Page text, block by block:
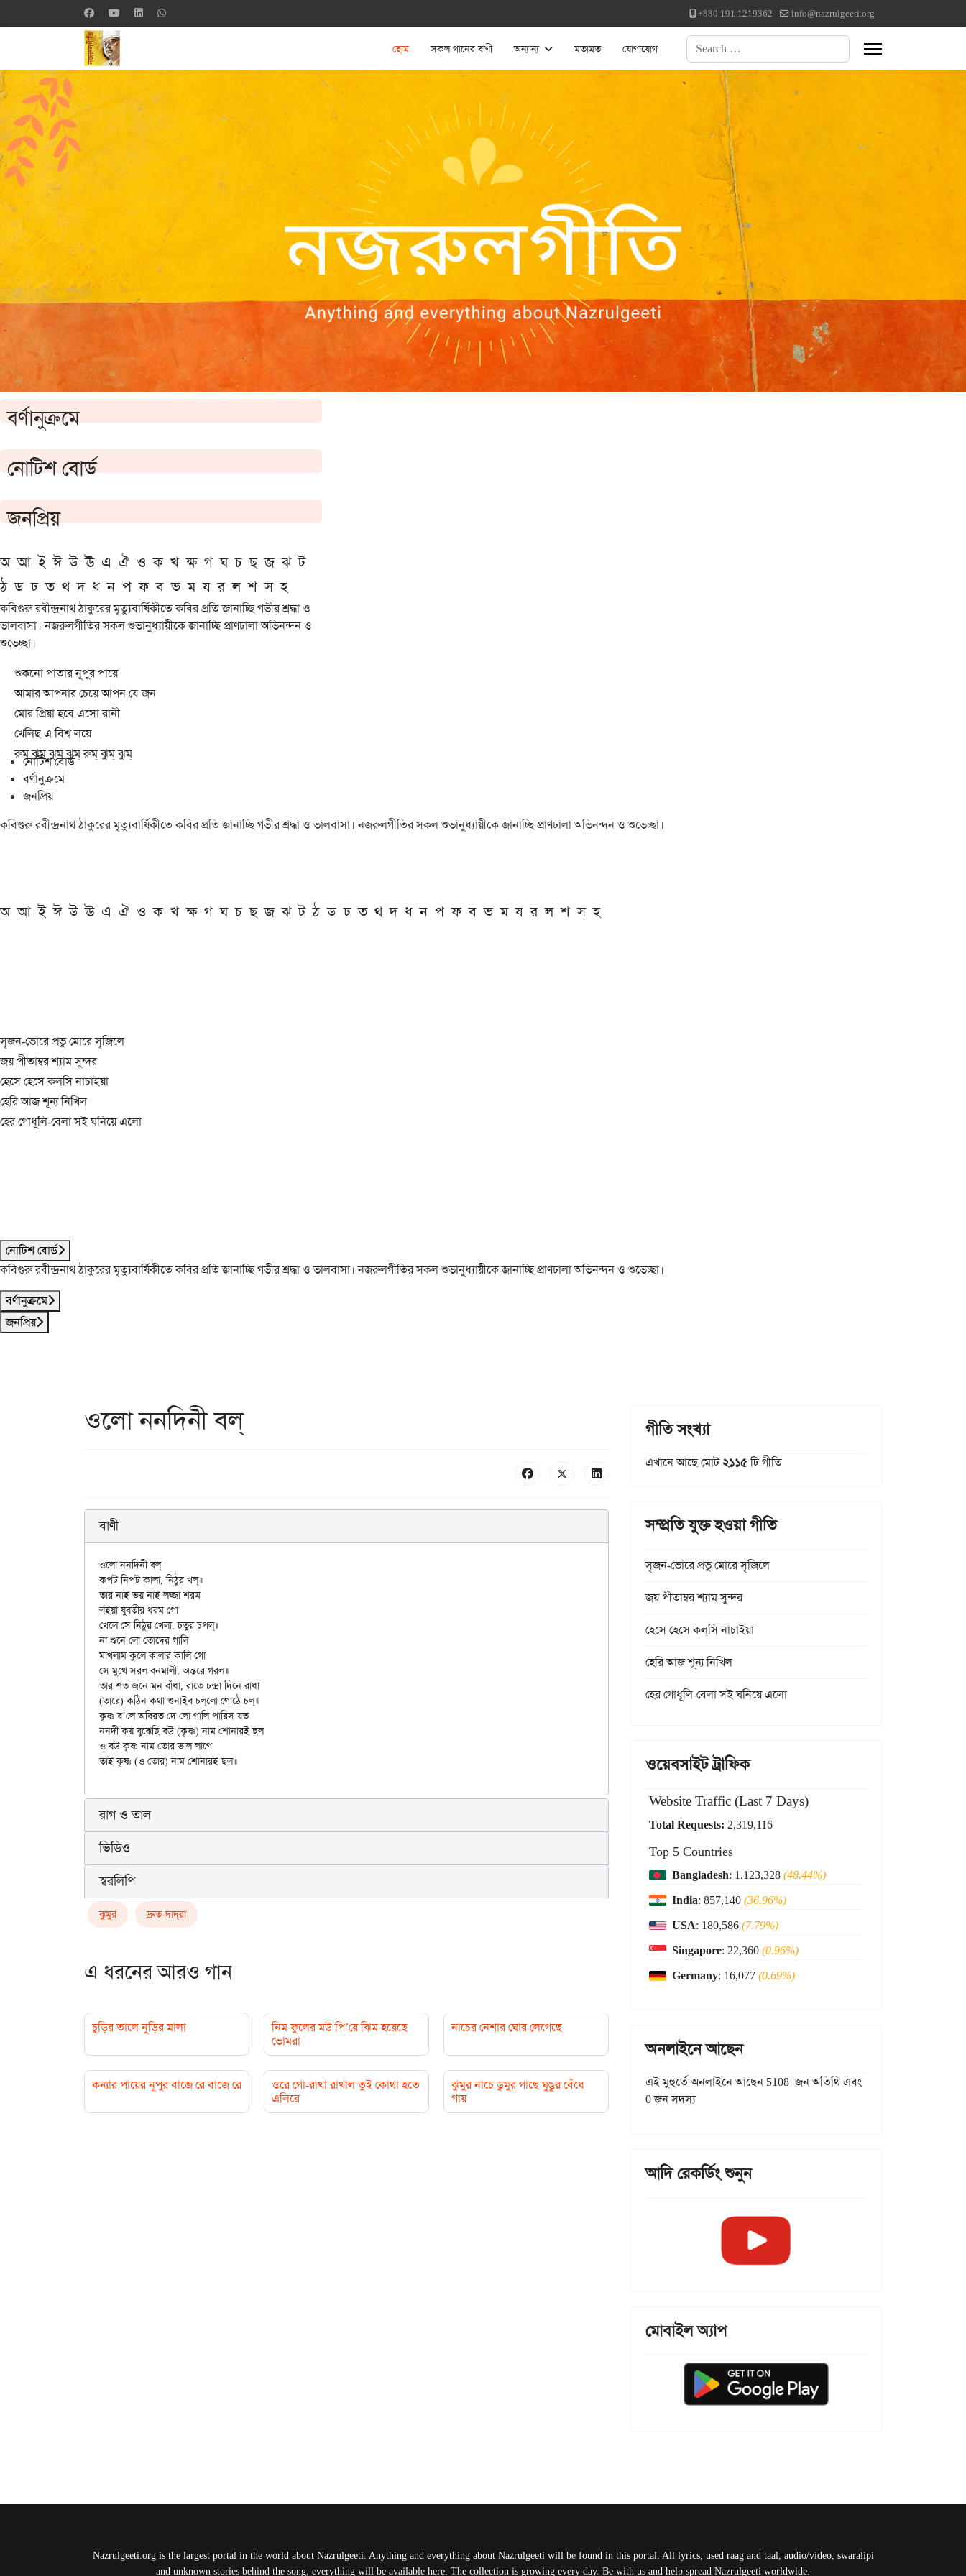
+880 191 1219362 info@nazrulgeeti.org
হোম সকল গানের বাণী অন্যান্য মতামত যোগাযোগ Search
বর্ণানুক্রমে
নোটিশ বোর্ড
জনপ্রিয়
অ আ ই ঈ উ ঊ এ ঐ ও ক খ ক্ষ গ ঘ চ ছ জ ঝ ট
ঠ ড ঢ ত থ দ ধ ন প ফ ব ভ ম য র ল শ স হ
কবিগুরু রবীন্দ্রনাথ ঠাকুরের মৃত্যুবার্ষিকীতে কবির প্রতি জানাচ্ছি গভীর শ্রদ্ধা ও
ভালবাসা। নজরুলগীতির সকল শুভানুধ্যায়ীকে জানাচ্ছি প্রাণঢালা অভিনন্দন ও
শুভেচ্ছা।
শুকনো পাতার নূপুর পায়ে
আমার আপনার চেয়ে আপন যে জন
মোর প্রিয়া হবে এসো রানী
খেলিছ এ বিশ্ব লয়ে
রুম্ ঝুম্ ঝুম্ ঝুম্ রুম্ ঝুম্ ঝুম্
নোটিশ বোর্ড
বর্ণানুক্রমে
জনপ্রিয়
কবিগুরু রবীন্দ্রনাথ ঠাকুরের মৃত্যুবার্ষিকীতে কবির প্রতি জানাচ্ছি গভীর শ্রদ্ধা ও ভালবাসা। নজরুলগীতির সকল শুভানুধ্যায়ীকে জানাচ্ছি প্রাণঢালা অভিনন্দন ও শুভেচ্ছা।
অ আ ই ঈ উ ঊ এ ঐ ও ক খ ক্ষ গ ঘ চ ছ জ ঝ ট ঠ ড ঢ ত থ দ ধ ন প ফ ব ভ ম য র ল শ স হ
সৃজন-ভোরে প্রভু মোরে সৃজিলে
জয় পীতাম্বর শ্যাম সুন্দর
হেসে হেসে কল্‌সি নাচাইয়া
হেরি আজ শূন্য নিখিল
হের গোধূলি-বেলা সই ঘনিয়ে এলো
নোটিশ বোর্ড
কবিগুরু রবীন্দ্রনাথ ঠাকুরের মৃত্যুবার্ষিকীতে কবির প্রতি জানাচ্ছি গভীর শ্রদ্ধা ও ভালবাসা। নজরুলগীতির সকল শুভানুধ্যায়ীকে জানাচ্ছি প্রাণঢালা অভিনন্দন ও শুভেচ্ছা।
বর্ণানুক্রমে
জনপ্রিয়
ওলো ননদিনী বল্
বাণী
ওলো ননদিনী বল্
কপট নিপট কালা, নিঠুর খল্॥
তার নাই ভয় নাই লজ্জা শরম
লইয়া যুবতীর ধরম গো
খেলে সে নিঠুর খেলা, চতুর চপল্॥
না শুনে লো তোদের গালি
মাখলাম কুলে কালার কালি গো
সে মুখে সরল বনমালী, অন্তরে গরল॥
তার শত জনে মন বাঁধা, রাতে চন্দ্রা দিনে রাধা
(তারে) কঠিন কথা শুনাইব চল্‌লো গোঠে চল্॥
কৃষ্ণ ব’লে অবিরত দে লো গালি পারিস যত
ননদী কয় বুঝেছি বউ (কৃষ্ণ) নাম শোনারই ছল
ও বউ কৃষ্ণ নাম তোর ভাল লাগে
রাগ ও তাল
ভিডিও
স্বরলিপি
ঝুমুর দ্রুত-দাদ্‌রা
এ ধরনের আরও গান
চুড়ির তালে নুড়ির মালা
নিম ফুলের মউ পি’য়ে ঝিম হয়েছে
ভোমরা
নাচের নেশার ঘোর লেগেছে
কন্যার পায়ের নূপুর বাজে রে বাজে রে
ওরে গো-রাখা রাখাল তুই কোথা হতে
এলিরে
ঝুমুর নাচে ডুমুর গাছে ঘুঙুর বেঁধে
গায়
গীতি সংখ্যা
এখানে আছে মোট২১১৫টি গীতি
সম্প্রতি যুক্ত হওয়া গীতি
সৃজন-ভোরে প্রভু মোরে সৃজিলে
জয় পীতাম্বর শ্যাম সুন্দর
হেসে হেসে কল্‌সি নাচাইয়া
হেরি আজ শূন্য নিখিল
হের গোধূলি-বেলা সই ঘনিয়ে এলো
ওয়েবসাইট ট্রাফিক
Website Traffic (Last 7 Days)
Total Requests: 2,319,116
Top 5 Countries
Bangladesh: 1,123,328(48.44%)
India: 857,140(36.96%)
USA: 180,586(7.79%)
Singapore: 22,360(0.96%)
Germany: 16,077(0.69%)
অনলাইনে আছেন
এই মুহুর্তে অনলাইনে আছেন 5108 জন অতিথি এবং
0 জন সদস্য
আদি রেকর্ডিং শুনুন
মোবাইল অ্যাপ
Nazrulgeeti.org is the largest portal in the world about Nazrulgeeti. Anything and everything about Nazrulgeeti will be found in this portal. All lyrics, used raag and taal, audio/video, swaralipi
and unknown stories behind the song, everything will be available here. The collection is growing every day. Be with us and help spread Nazrulgeeti worldwide.